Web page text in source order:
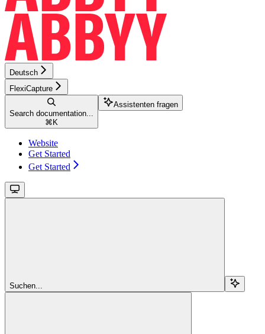
Deutsch
FlexiCapture
Search documentation...
⌘ K
Assistenten fragen
Website
Get Started
Get Started
Suchen...